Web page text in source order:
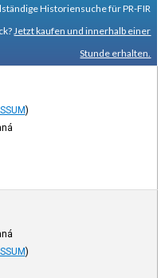
Historiensuche für PR-FIR
Jetzt kaufen und innerhalb einer
Stunde erhalten.
)
)